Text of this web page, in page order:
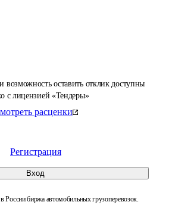
оставить отклик доступны
с лицензией «Тендеры»
расценки
Регистрация
Вход
биржа автомобильных грузоперевозок.